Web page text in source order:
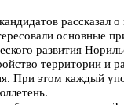
рассказал
основные
развития
территории и
При этом каждый